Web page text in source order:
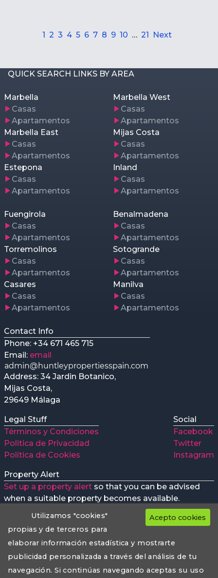
1 2 3 4 5 6 7 8 9 10 … 21 Next
QUICK SEARCH LINKS BY AREA
Marbella
Casas
Apartamentos
Marbella West
Casas
Apartamentos
Marbella East
Casas
Apartamentos
Mijas Costa
Casas
Apartamentos
Estepona
Casas
Apartamentos
Inland
Casas
Apartamentos
Fuengirola
Casas
Apartamentos
Benalmadena
Casas
Apartamentos
Torremolinos
Casas
Apartamentos
Sotogrande
Casas
Apartamentos
Casares
Casas
Apartamentos
Manilva
Casas
Apartamentos
Contact Info
Phone: +34 671 465 715
Email: email
Address: 34 Jardin Botanico,
Mijas Costa,
29649 Málaga
Legal Stuff
Términos y Condiciones
Politica de Privacidad
Política de Cookies
Social
Facebook
Twitter
Instagram
Property Alert
Set up a property alert so that you can be advised
when a suitable property becomes available.
Huntley Properties preferred Money transfer company
Web Design
Acepto cookies
Utilizamos "cookies"
propias y de terceros para
elaborar información estadística y mostrarte
publicidad personalizada a través del análisis de tu
navegación. Si continúas navegando aceptas su uso